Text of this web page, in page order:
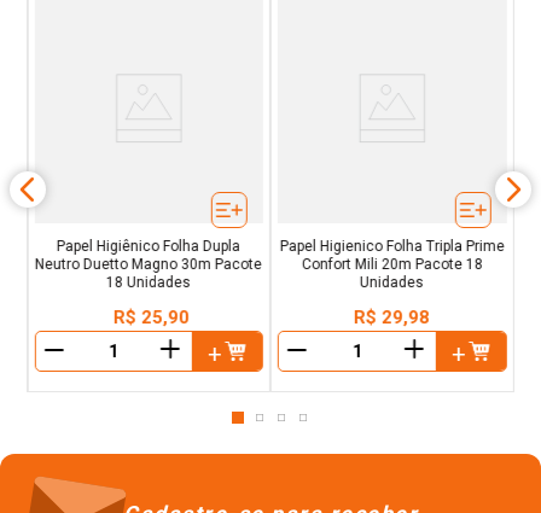
Papel Higiênico Folha Dupla
Neutro Duetto Magno 30m Pacote
18 Unidades
R$ 25,90
＋
Papel Higienico Folha Tripla Prime
Confort Mili 20m Pacote 18
Unidades
R$ 29,98
＋